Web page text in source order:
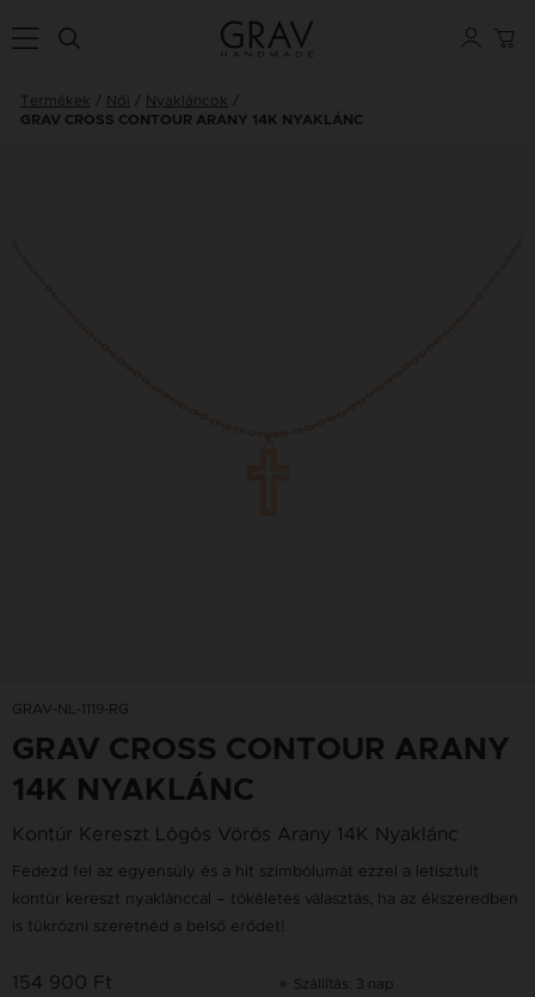
Termékek Női Nyakláncok
GRAV CROSS CONTOUR ARANY 14K NYAKLÁNC
GRAV-NL-1119-RG
GRAV CROSS CONTOUR ARANY
14K NYAKLÁNC
Kontúr Kereszt Lógós Vörös Arany 14K Nyaklánc
Fedezd fel az egyensúly és a hit szimbólumát ezzel a letisztult
kontúr kereszt nyaklánccal – tökéletes választás, ha az ékszeredben
is tükrözni szeretnéd a belső erődet!
154 900 Ft Szállítás: 3 nap